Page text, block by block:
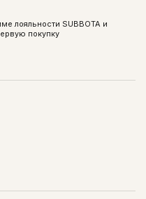
лояльности SUBBOTA и
покупку